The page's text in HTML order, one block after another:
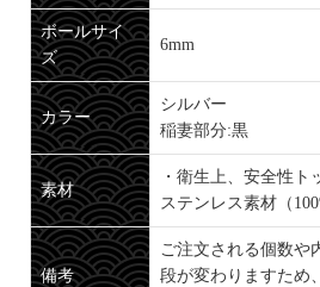
ボールサイ
ズ
6mm
カラー
シルバー
稲妻部分:黒
素材
・衛生上、安全性
ステンレス素材（
備考
ご注文される個数や
段が変わりますため